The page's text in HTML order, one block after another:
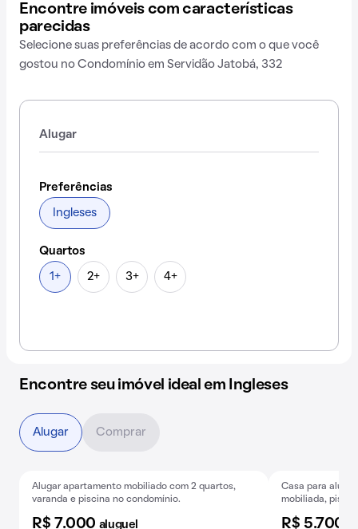
Encontre imóveis com características
parecidas
Selecione suas preferências de acordo com o que você
gostou no Condomínio em Servidão Jatobá, 332
Alugar
Preferências
Ingleses
Quartos
1+ 2+ 3+ 4+
Encontre seu imóvel ideal em Ingleses
Alugar apartamento mobiliado com 2 quartos,
varanda e piscina no condomínio.
R$ 7.000 aluguel
Casa para
mobiliada,
R$ 5.700
Alugar Comprar